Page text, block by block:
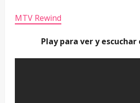
MTV Rewind
Play para ver y